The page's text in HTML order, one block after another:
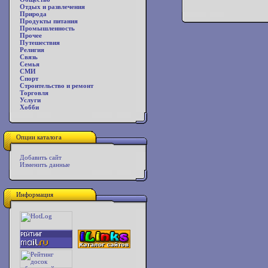
Отдых и развлечения
Природа
Продукты питания
Промышленность
Прочее
Путешествия
Религия
Связь
Семья
СМИ
Спорт
Строительство и ремонт
Торговля
Услуги
Хобби
Опции каталога
Добавить сайт
Изменить данные
Информация